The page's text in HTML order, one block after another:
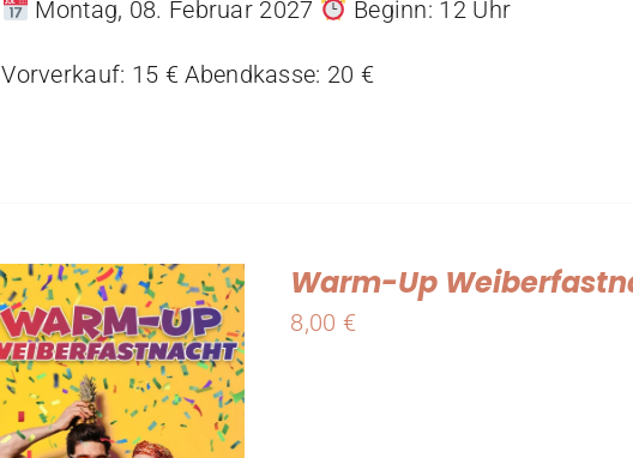
Montag, 08. Februar 2027 Beginn: 12 Uhr
Vorverkauf: 15 € Abendkasse: 20 €
Warm-Up
8,00 €